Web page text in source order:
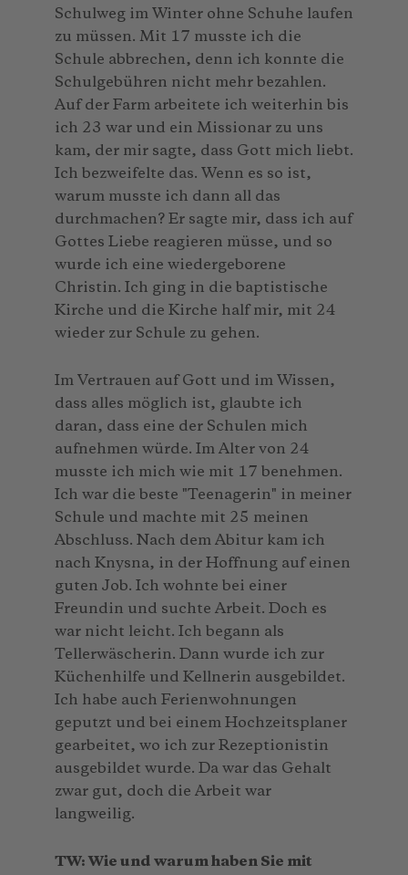
Schulweg im Winter ohne Schuhe laufen
zu müssen. Mit 17 musste ich die
Schule abbrechen, denn ich konnte die
Schulgebühren nicht mehr bezahlen.
Auf der Farm arbeitete ich weiterhin bis
ich 23 war und ein Missionar zu uns
kam, der mir sagte, dass Gott mich liebt.
Ich bezweifelte das. Wenn es so ist,
warum musste ich dann all das
durchmachen? Er sagte mir, dass ich auf
Gottes Liebe reagieren müsse, und so
wurde ich eine wiedergeborene
Christin. Ich ging in die baptistische
Kirche und die Kirche half mir, mit 24
wieder zur Schule zu gehen.
Im Vertrauen auf Gott und im Wissen,
dass alles möglich ist, glaubte ich
daran, dass eine der Schulen mich
aufnehmen würde. Im Alter von 24
musste ich mich wie mit 17 benehmen.
Ich war die beste "Teenagerin" in meiner
Schule und machte mit 25 meinen
Abschluss. Nach dem Abitur kam ich
nach Knysna, in der Hoffnung auf einen
guten Job. Ich wohnte bei einer
Freundin und suchte Arbeit. Doch es
war nicht leicht. Ich begann als
Tellerwäscherin. Dann wurde ich zur
Küchenhilfe und Kellnerin ausgebildet.
Ich habe auch Ferienwohnungen
geputzt und bei einem Hochzeitsplaner
gearbeitet, wo ich zur Rezeptionistin
ausgebildet wurde. Da war das Gehalt
zwar gut, doch die Arbeit war
langweilig.
TW: Wie und warum haben Sie mit